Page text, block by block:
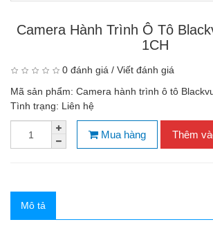
Camera Hành Trình Ô Tô
1CH
0 đánh giá / Viết đánh giá
Mã sản phẩm: Camera hành trình ô tô
Tình trạng: Liên hệ
Mua hàng Thêm
Mô tả